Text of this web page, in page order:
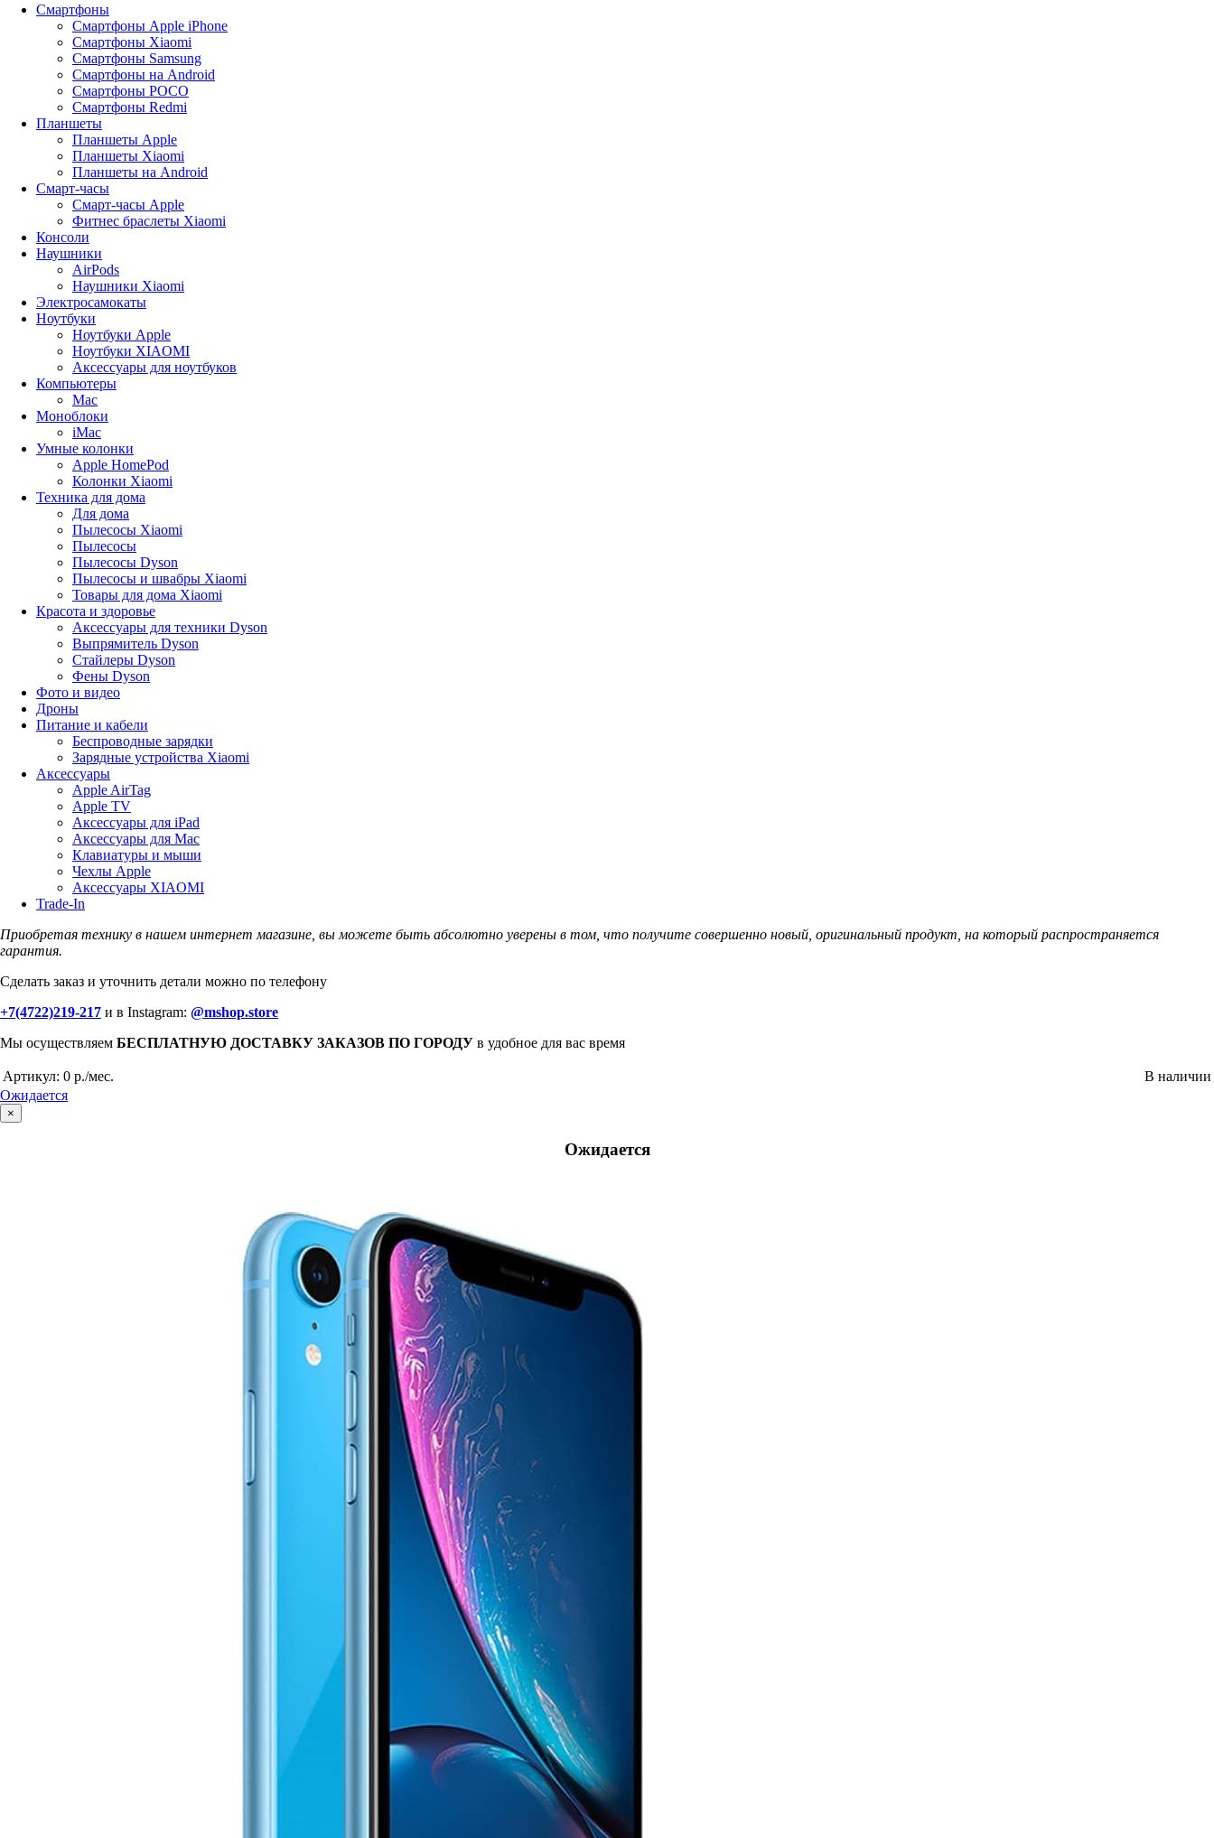
Смартфоны
Смартфоны Apple iPhone
Смартфоны Хiaomi
Смартфоны Samsung
Смартфоны на Android
Смартфоны POCO
Смартфоны Redmi
Планшеты
Планшеты Apple
Планшеты Xiaomi
Планшеты на Android
Смарт-часы
Смарт-часы Apple
Фитнес браслеты Xiaomi
Консоли
Наушники
AirPods
Наушники Xiaomi
Электросамокаты
Ноутбуки
Ноутбуки Apple
Ноутбуки XIAOMI
Аксессуары для ноутбуков
Компьютеры
Mac
Моноблоки
iMac
Умные колонки
Apple HomePod
Колонки Xiaomi
Техника для дома
Для дома
Пылесосы Xiaomi
Пылесосы
Пылесосы Dyson
Пылесосы и швабры Xiaomi
Товары для дома Xiaomi
Красота и здоровье
Аксессуары для техники Dyson
Выпрямитель Dyson
Стайлеры Dyson
Фены Dyson
Фото и видео
Дроны
Питание и кабели
Беспроводные зарядки
Зарядные устройства Xiaomi
Аксессуары
Apple AirTag
Apple TV
Аксессуары для iPad
Аксессуары для Mac
Клавиатуры и мыши
Чехлы Apple
Аксессуары XIAOMI
Trade-In
Приобретая технику в нашем интернет магазине, вы можете быть абсолютно уверены в том, что получите совершенно новый, оригинальный продукт, на который распространяется
гарантия.
Сделать заказ и уточнить детали можно по телефону
+7(4722)219-217 и в Instagram: @mshop.store
Мы осуществляем БЕСПЛАТНУЮ ДОСТАВКУ ЗАКАЗОВ ПО ГОРОДУ в удобное для вас время
Артикул: 0 р./мес.
В наличии
Ожидается
×
Ожидается